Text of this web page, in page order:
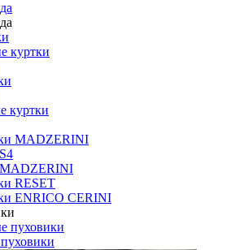
куртки
куртки
MADZERINI
RESET
ENRICO CERINI
пуховики